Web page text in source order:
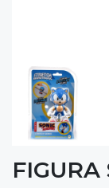
FIGURA